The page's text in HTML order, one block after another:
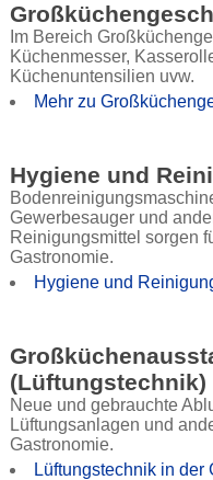
Im Bereich
Küchenmesser,
Küchenuntensilien uvw.
Mehr zu
Hygiene und
Gewerbesauger und
Reinigungsmittel sorgen
Gastronomie.
Hygiene und
(Lüftungstechnik)
Neue und gebrauchte
Lüftungsanlagen und
Gastronomie.
Lüftungstechnik in der